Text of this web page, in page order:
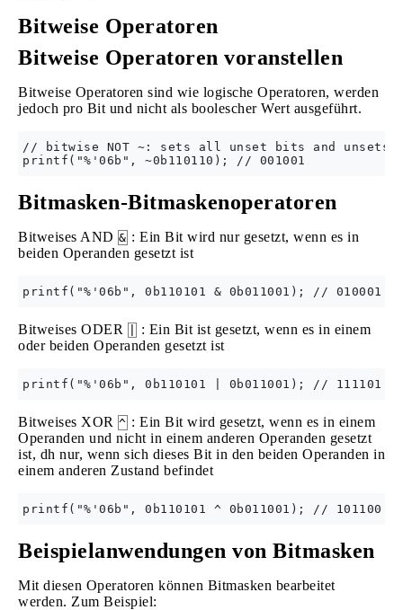
Bitweise Operatoren
Bitweise Operatoren voranstellen
Bitweise Operatoren sind wie logische Operatoren, werden
jedoch pro Bit und nicht als boolescher Wert ausgeführt.
// bitwise NOT ~: sets all unset bits and
Bitmasken-Bitmaskenoperatoren
Bitweises AND & : Ein Bit wird nur gesetzt, wenn es in
beiden Operanden gesetzt ist
Bitweises ODER
: Ein Bit ist gesetzt, wenn es in einem
oder beiden Operanden gesetzt ist
Bitweises XOR ^ : Ein Bit wird gesetzt, wenn es in einem
Operanden und nicht in einem anderen Operanden gesetzt
ist, dh nur, wenn sich dieses Bit in den beiden Operanden in
einem anderen Zustand befindet
Beispielanwendungen von Bitmasken
Mit diesen Operatoren können Bitmasken bearbeitet
werden. Zum Beispiel: